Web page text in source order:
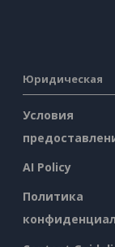
Юридическая
Условия
AI Policy
Политика